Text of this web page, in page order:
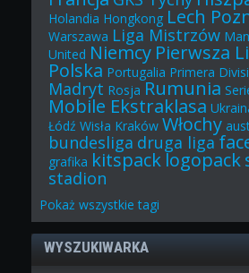
Holandia Hongkong Lech
Warszawa Liga Mistrzów
United Niemcy Pierwsza
Polska Portugalia Primera
Madryt Rosja Rumunia
Mobile Ekstraklasa
Łódź Wisła Kraków Włochy
bundesliga druga liga
grafika kitspacklogopack
stadion
Pokażwszystkie tagi
WYSZUKIWARKA